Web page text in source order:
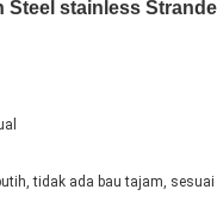
Steel stainless
tidak ada bau tajam, sesuai